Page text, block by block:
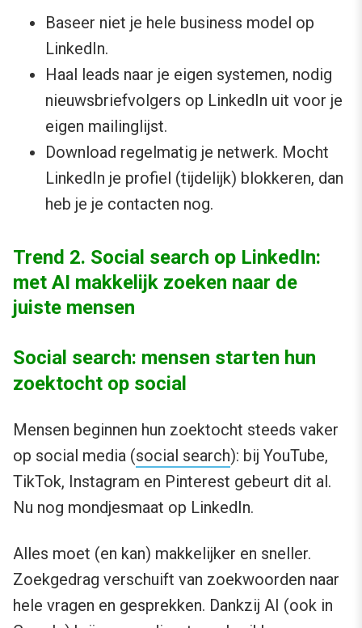
Baseer niet je hele business model op
LinkedIn.
Haal leads naar je eigen systemen, nodig
nieuwsbriefvolgers op LinkedIn uit voor je
eigen mailinglijst.
Download regelmatig je netwerk. Mocht
LinkedIn je profiel (tijdelijk) blokkeren, dan
heb je je contacten nog.
Trend 2. Social search op LinkedIn:
met AI makkelijk zoeken naar de
juiste mensen
Social search: mensen starten hun
zoektocht op social
Mensen beginnen hun zoektocht steeds vaker
op social media (social search): bij YouTube,
TikTok, Instagram en Pinterest gebeurt dit al.
Nu nog mondjesmaat op LinkedIn.
Alles moet (en kan) makkelijker en sneller.
Zoekgedrag verschuift van zoekwoorden naar
hele vragen en gesprekken. Dankzij AI (ook in